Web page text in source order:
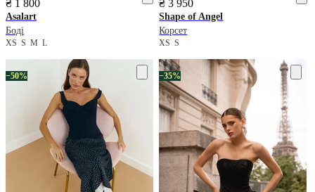
₴ 1 800
Asalart
Боді
XS S M L
₴ 3 950
Shape of Angel
Корсет
XSS
−50% −35%